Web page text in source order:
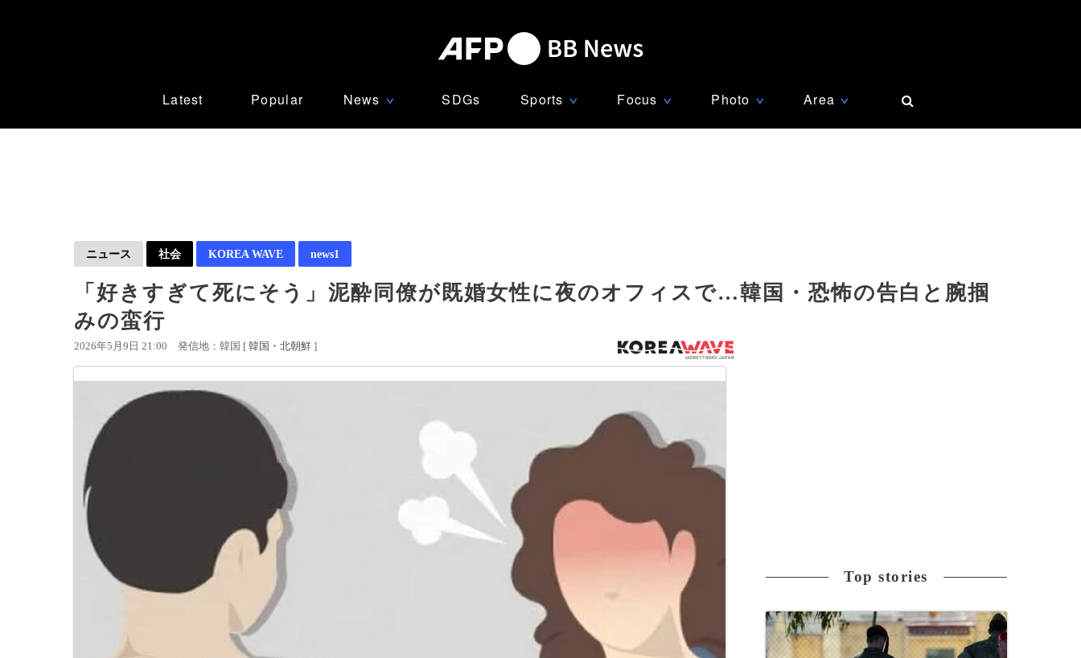
Latest Popular News ∨ SDGs Sports ∨ Focus ∨ Photo ∨ Area ∨
ニュース 社会 KOREA WAVE news1
「好きすぎて死にそう」泥酔同僚が既婚女性に夜のオフィスで…韓国・恐怖の告白と腕掴
みの蛮行
2026年5月9日 21:00 発信地：韓国 [ 韓国・北朝鮮 ]
Top stories